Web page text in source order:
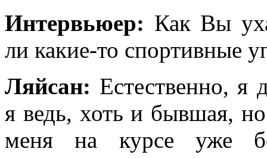
Интервьюер: Как Вы
ли какие-то спортивные
Ляйсан: Естественно, я
я ведь, хоть и бывшая,
меня на курсе уже